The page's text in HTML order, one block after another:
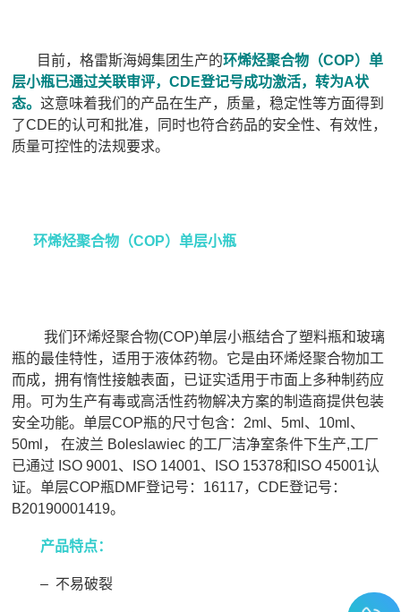
目前，格雷斯海姆集团生产的环烯烃聚合物（COP）单
层小瓶已通过关联审评，CDE登记号成功激活，转为A状
态。这意味着我们的产品在生产，质量，稳定性等方面得到
了CDE的认可和批准，同时也符合药品的安全性、有效性，
质量可控性的法规要求。
环烯烃聚合物（COP）单层小瓶
我们环烯烃聚合物(COP)单层小瓶结合了塑料瓶和玻璃
瓶的最佳特性，适用于液体药物。它是由环烯烃聚合物加工
而成，拥有惰性接触表面，已证实适用于市面上多种制药应
用。可为生产有毒或高活性药物解决方案的制造商提供包装
安全功能。单层COP瓶的尺寸包含：2ml、5ml、10ml、
50ml， 在波兰 Boleslawiec 的工厂洁净室条件下生产,工厂
已通过 ISO 9001、ISO 14001、ISO 15378和ISO 45001认
证。单层COP瓶DMF登记号：16117，CDE登记号：
B20190001419。
产品特点：
– 不易破裂